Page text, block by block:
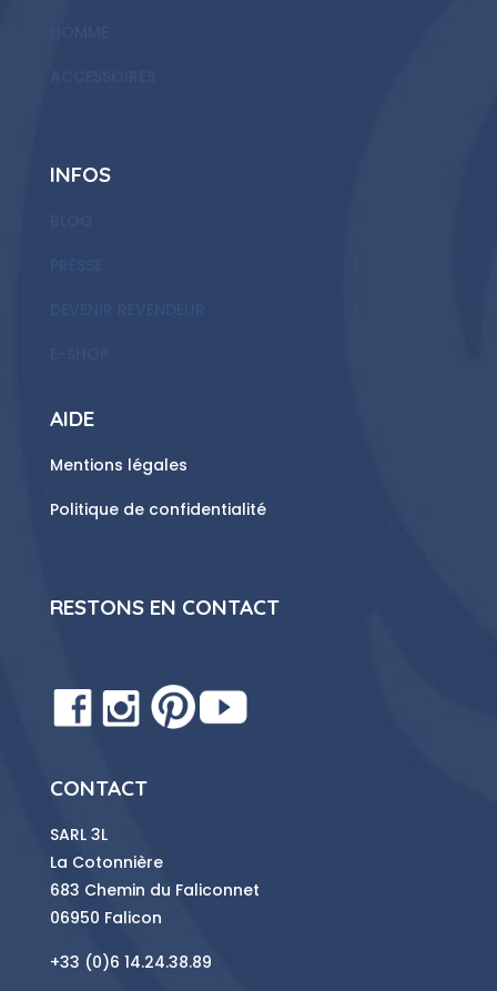
HOMME
ACCESSOIRES
INFOS
BLOG
DEVENIR REVENDEUR
E-SHOP
AIDE
Mentions légales
Politique de confidentialité
RESTONS EN CONTACT
CONTACT
SARL 3L
La Cotonnière
683 Chemin du Faliconnet
06950 Falicon
+33 (0)6 14.24.38.89